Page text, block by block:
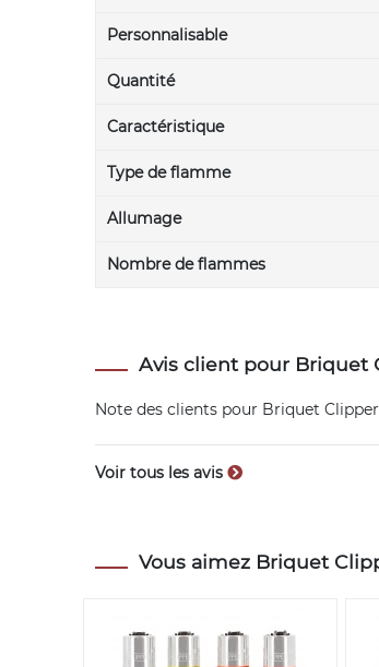
Personnalisable
Quantité
Caractéristique
Type de flamme
Allumage
Nombre de flammes
Avis client pour Briquet
Note des clients pour Briquet
Voir tous les avis
Vous aimez Briquet